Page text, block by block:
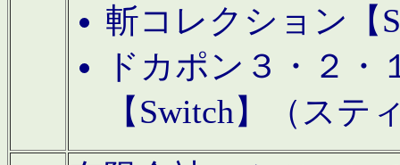
斬コレクション【
ドカポン３・２
【Switch】（ステ